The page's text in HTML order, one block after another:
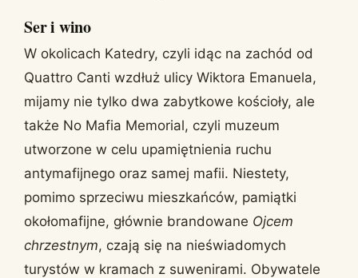
Ser i wino
W okolicach Katedry, czyli idąc na zachód od
Quattro Canti wzdłuż ulicy Wiktora Emanuela,
mijamy nie tylko dwa zabytkowe kościoły, ale
także No Mafia Memorial, czyli muzeum
utworzone w celu upamiętnienia ruchu
antymafijnego oraz samej mafii. Niestety,
pomimo sprzeciwu mieszkańców, pamiątki
okołomafijne, głównie brandowane Ojcem
chrzestnym, czają się na nieświadomych
turystów w kramach z suwenirami. Obywatele